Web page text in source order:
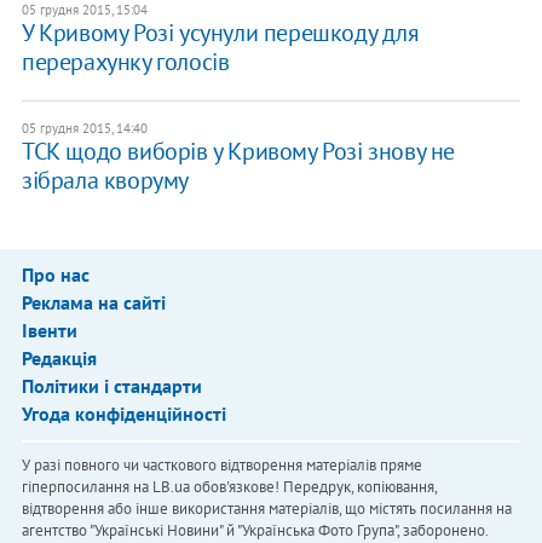
05 грудня 2015, 15:04
У Кривому Розі усунули перешкоду для
перерахунку голосів
05 грудня 2015, 14:40
ТСК щодо виборів у Кривому Розі знову не
зібрала кворуму
Про нас
Реклама на сайті
Івенти
Редакція
Політики і стандарти
Угода конфіденційності
У разі повного чи часткового відтворення матеріалів пряме
гіперпосилання на LB.ua обов'язкове! Передрук, копіювання,
відтворення або інше використання матеріалів, що містять посилання на
агентство "Українськi Новини" й "Українська Фото Група", заборонено.